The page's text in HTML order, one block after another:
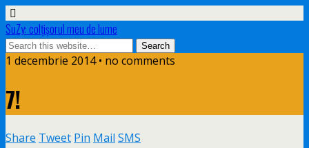
SuZy: colţişorul meu de lume
1 decembrie 2014 • no comments
7!
Share Tweet Pin Mail SMS